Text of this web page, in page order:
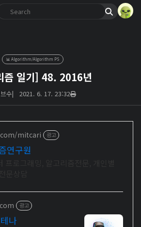
📊 Algorithm/Algorithm PS
즘 일기] 48. 2016년
수| 2021. 6. 17. 23:32
mitcari 광고
연구원
광고
나